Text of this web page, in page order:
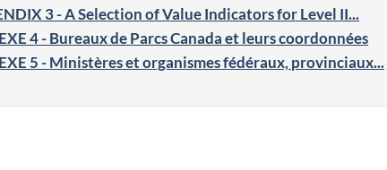
3 - A Selection of Value Indicators for Level II...
4 - Bureaux de Parcs Canada et leurs coordonnées
5 - Ministères et organismes fédéraux, provinciaux...